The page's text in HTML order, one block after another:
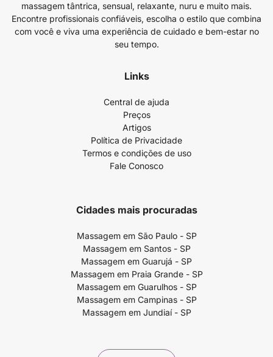
massagem tântrica, sensual, relaxante, nuru e muito mais.
Encontre profissionais confiáveis, escolha o estilo que combina
com você e viva uma experiência de cuidado e bem-estar no
seu tempo.
Links
Central de ajuda
Preços
Artigos
Política de Privacidade
Termos e condições de uso
Fale Conosco
Cidades mais procuradas
Massagem em São Paulo - SP
Massagem em Santos - SP
Massagem em Guarujá - SP
Massagem em Praia Grande - SP
Massagem em Guarulhos - SP
Massagem em Campinas - SP
Massagem em Jundiaí - SP